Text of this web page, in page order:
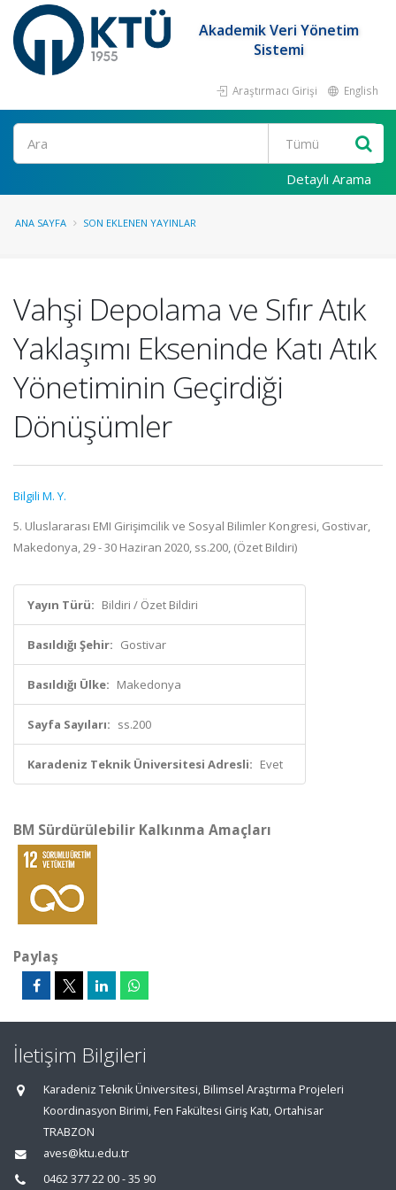
Akademik Veri Yönetim
Sistemi
Araştırmacı Girişi English
Ara
Detaylı Arama
ANA SAYFA SON EKLENEN YAYINLAR
Vahşi Depolama ve Sıfır Atık
Yaklaşımı Ekseninde Katı Atık
Yönetiminin Geçirdiği
Dönüşümler
Bilgili M. Y.
5. Uluslararası EMI Girişimcilik ve Sosyal Bilimler Kongresi, Gostivar,
Makedonya, 29 - 30 Haziran 2020, ss.200, (Özet Bildiri)
Yayın Türü: Bildiri / Özet Bildiri
Basıldığı Şehir: Gostivar
Basıldığı Ülke: Makedonya
Sayfa Sayıları: ss.200
Karadeniz Teknik Üniversitesi Adresli: Evet
BM Sürdürülebilir Kalkınma Amaçları
Paylaş
İletişim Bilgileri
Karadeniz Teknik Üniversitesi, Bilimsel Araştırma Projeleri
Koordinasyon Birimi, Fen Fakültesi Giriş Katı, Ortahisar
TRABZON
aves@ktu.edu.tr
0462 377 22 00 - 35 90